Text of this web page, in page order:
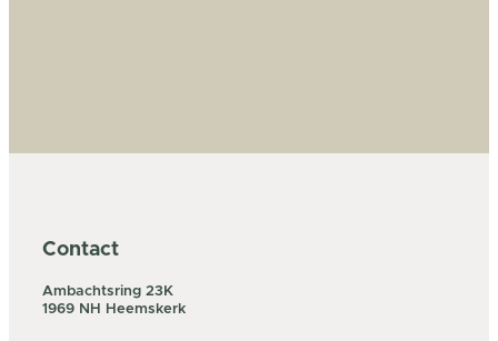
Contact
Ambachtsring 23K
1969 NH Heemskerk